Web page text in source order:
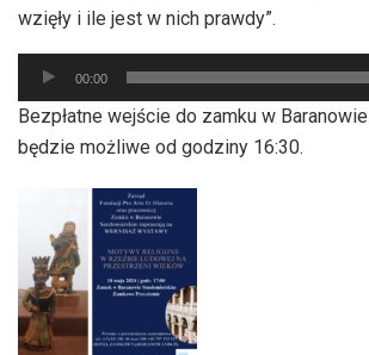
wzięły i ile jest w nich prawdy”.
Odtwarzacz
plików
dźwiękowych
00:00
Bezpłatne wejście do zamku w
będzie możliwe od godziny 16:30.